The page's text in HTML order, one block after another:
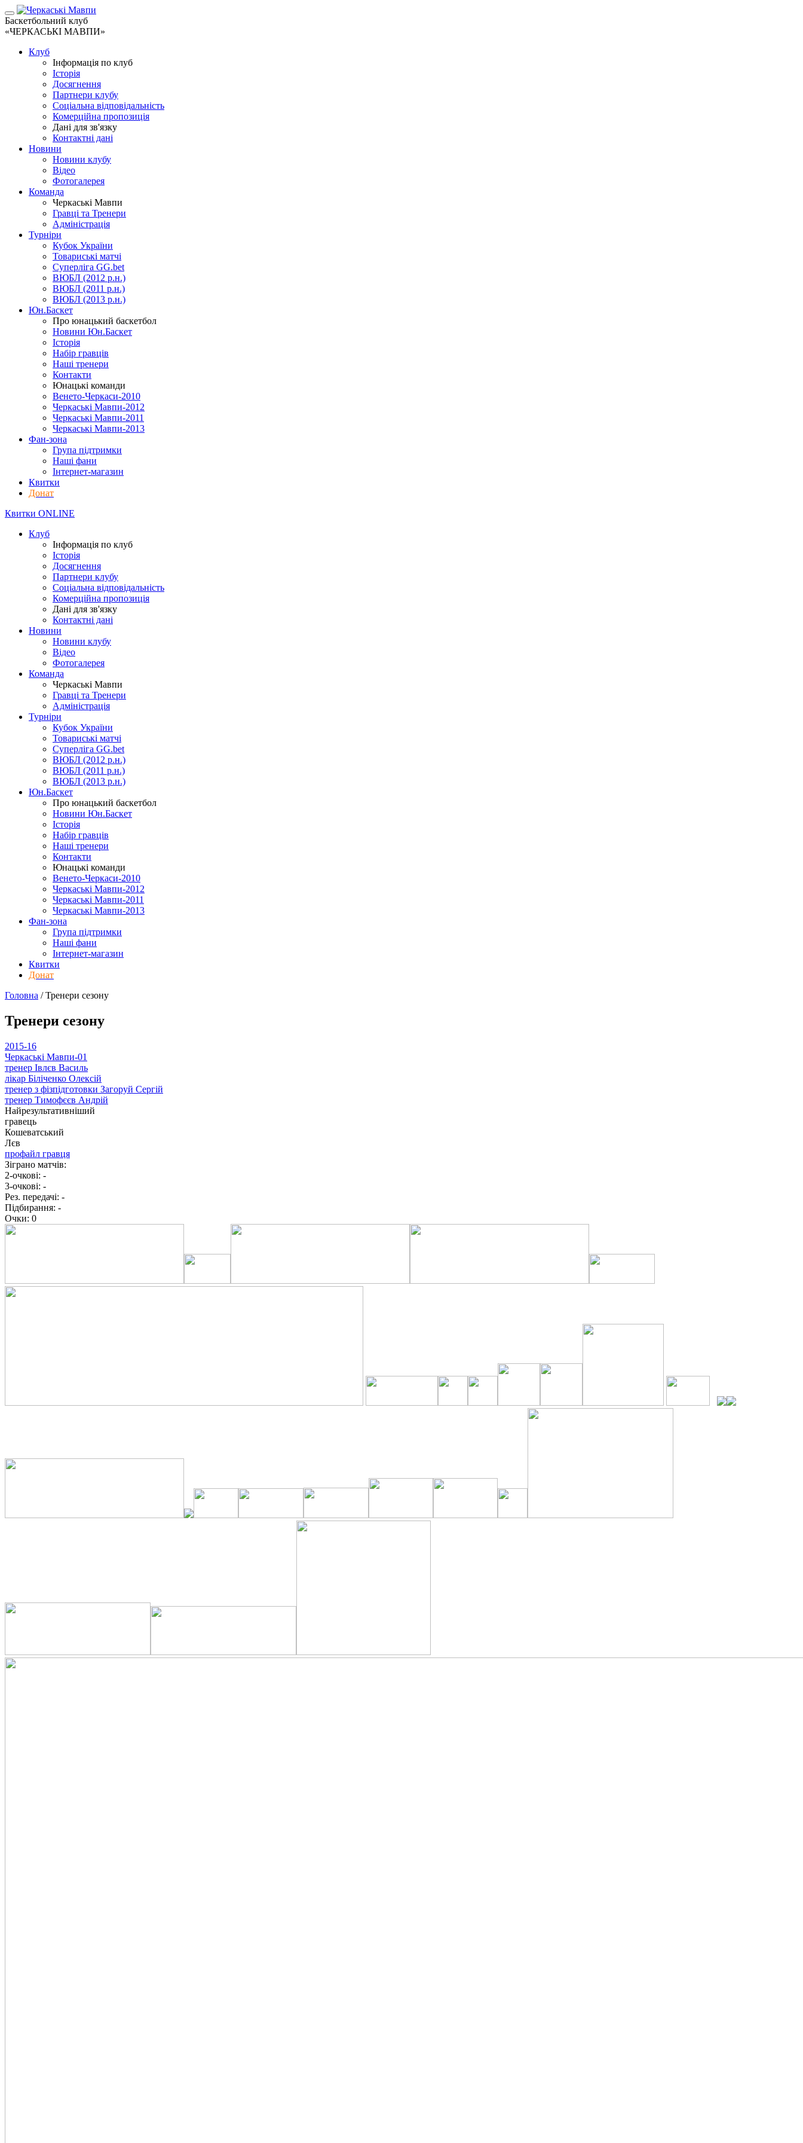
Баскетбольний клуб
«ЧЕРКАСЬКІ МАВПИ»
Клуб
Інформація по клуб
Історія
Досягнення
Партнери клубу
Соціальна відповідальність
Комерційна пропозиція
Дані для зв'язку
Контактні дані
Новини
Новини клубу
Відео
Фотогалерея
Команда
Черкаські Мавпи
Гравці та Тренери
Адміністрація
Турніри
Кубок України
Товариські матчі
Суперліга GG.bet
ВЮБЛ (2012 р.н.)
ВЮБЛ (2011 р.н.)
ВЮБЛ (2013 р.н.)
Юн.Баскет
Про юнацький баскетбол
Новини Юн.Баскет
Історія
Набір гравців
Наші тренери
Контакти
Юнацькі команди
Венето-Черкаси-2010
Черкаські Мавпи-2012
Черкаські Мавпи-2011
Черкаські Мавпи-2013
Фан-зона
Група підтримки
Наші фани
Інтернет-магазин
Квитки
Донат
Квитки ONLINE
Клуб
Інформація по клуб
Історія
Досягнення
Партнери клубу
Соціальна відповідальність
Комерційна пропозиція
Дані для зв'язку
Контактні дані
Новини
Новини клубу
Відео
Фотогалерея
Команда
Черкаські Мавпи
Гравці та Тренери
Адміністрація
Турніри
Кубок України
Товариські матчі
Суперліга GG.bet
ВЮБЛ (2012 р.н.)
ВЮБЛ (2011 р.н.)
ВЮБЛ (2013 р.н.)
Юн.Баскет
Про юнацький баскетбол
Новини Юн.Баскет
Історія
Набір гравців
Наші тренери
Контакти
Юнацькі команди
Венето-Черкаси-2010
Черкаські Мавпи-2012
Черкаські Мавпи-2011
Черкаські Мавпи-2013
Фан-зона
Група підтримки
Наші фани
Інтернет-магазин
Квитки
Донат
Головна /Тренери сезону
Тренери сезону
2015-16
Черкаські Мавпи-01
тренер Івлєв Василь
лікар Біліченко Олексій
тренер з фізпідготовки Загоруй Сергій
тренер Тимофєєв Андрій
Найрезультативніший
гравець
Кошеватський
Лєв
профайл гравця
Зіграно матчів:
2-очкові: -
3-очкові: -
Рез. передачі: -
Підбирання: -
Очки: 0